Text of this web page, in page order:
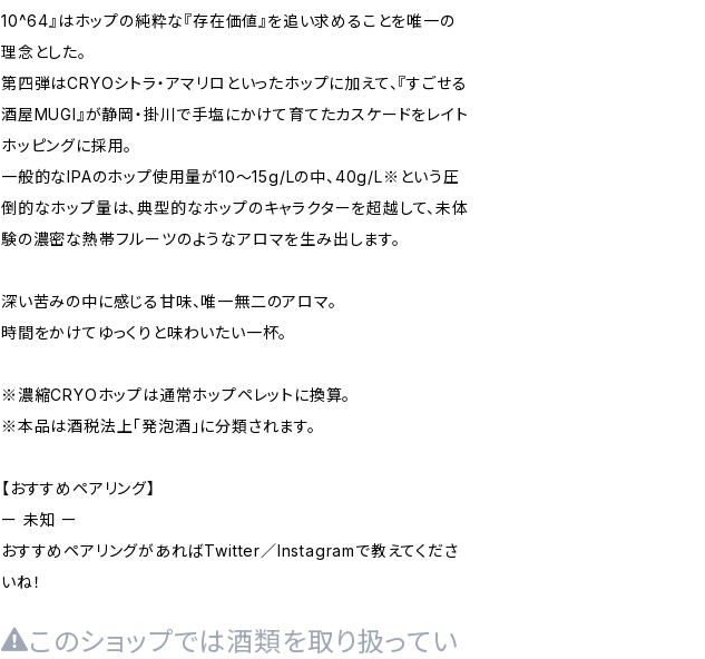
10^64』はホップの純粋な『存在価値』を追い求めることを唯一の
理念とした。
第四弾はCRYOシトラ・アマリロといったホップに加えて、『すごせる
酒屋MUGI』が静岡・掛川で手塩にかけて育てたカスケードをレイト
ホッピングに採用。
一般的なIPAのホップ使用量が10～15g/Lの中、40g/L※という圧
倒的なホップ量は、典型的なホップのキャラクターを超越して、未体
験の濃密な熱帯フルーツのようなアロマを生み出します。
深い苦みの中に感じる甘味、唯一無二のアロマ。
時間をかけてゆっくりと味わいたい一杯。
※濃縮CRYOホップは通常ホップペレットに換算。
※本品は酒税法上「発泡酒」に分類されます。
【おすすめペアリング】
ー 未知 ー
おすすめペアリングがあればTwitter／Instagramで教えてくださ
いね！
このショップでは酒類を取り扱ってい